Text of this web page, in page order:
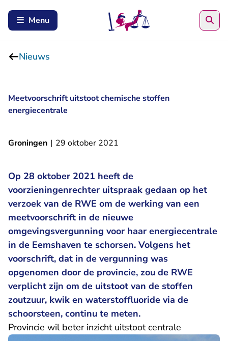
Menu
Nieuws
Meetvoorschrift uitstoot chemische stoffen
energiecentrale
Groningen | 29 oktober 2021
Op 28 oktober 2021 heeft de
voorzieningenrechter uitspraak gedaan op het
verzoek van de RWE om de werking van een
meetvoorschrift in de nieuwe
omgevingsvergunning voor haar energiecentrale
in de Eemshaven te schorsen. Volgens het
voorschrift, dat in de vergunning was
opgenomen door de provincie, zou de RWE
verplicht zijn om de uitstoot van de stoffen
zoutzuur, kwik en waterstoffluoride via de
schoorsteen, continu te meten.
Provincie wil beter inzicht uitstoot centrale